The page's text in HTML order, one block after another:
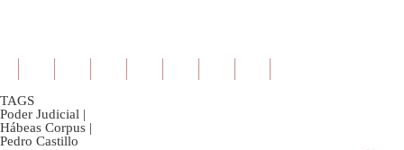
TAGS
Poder Judicial |
Hábeas Corpus |
Pedro Castillo